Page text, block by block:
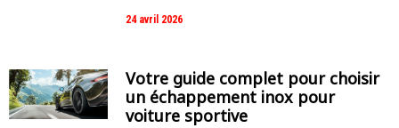
24 avril 2026
Votre guide complet pour choisir
un échappement inox pour
voiture sportive